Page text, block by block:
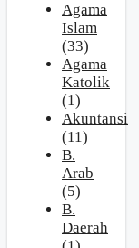
Agama
Islam
(33)
Agama
Katolik
(1)
Akuntansi
(11)
B.
Arab
(5)
B.
Daerah